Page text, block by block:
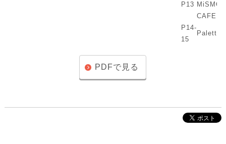
P13 MiSMO
CAFE
P14-
15
Palette
PDFで見る